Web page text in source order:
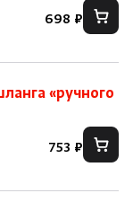
698 ₽
«ручного
753 ₽